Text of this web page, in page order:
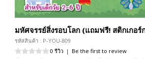
มหัศจรรย์สิ่งรอบโลก (แถมฟรี! สติกเกอร์
รหัสสินค้า : P-YOU-809
0 รีวิว | Be the first to review